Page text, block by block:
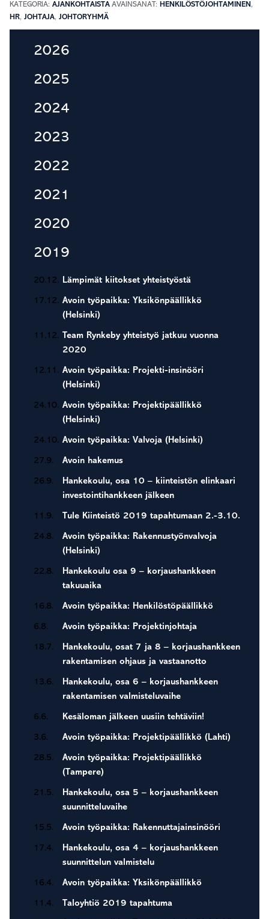
KATEGORIA: AJANKOHTAISTA AVAINSANAT: HENKILÖSTÖJOHTAMINEN ,
HR, JOHTAJA, JOHTORYHMÄ
Ensisijainen
sivupalkki
2026
2025
2024
2023
2022
2021
2020
2019
20.12. Lämpimät kiitokset yhteistyöstä
17.12. Avoin työpaikka: Yksikönpäällikkö
(Helsinki)
11.12.
Team Rynkeby yhteistyö jatkuu vuonna
2020
12.11. Avoin työpaikka: Projekti-insinööri
(Helsinki)
24.10. Avoin työpaikka: Projektipäällikkö
(Helsinki)
24.10. Avoin työpaikka: Valvoja (Helsinki)
27.9. Avoin hakemus
26.9.
Hankekoulu, osa 10 – kiinteistön elinkaari
investointihankkeen jälkeen
11.9. Tule Kiinteistö 2019 tapahtumaan 2.-3.10.
24.8.
Avoin työpaikka: Rakennustyönvalvoja
(Helsinki)
22.8.
Hankekoulu osa 9 – korjaushankkeen
takuuaika
16.8. Avoin työpaikka: Henkilöstöpäällikkö
6.8. Avoin työpaikka: Projektinjohtaja
18.7.
Hankekoulu, osat 7 ja 8 – korjaushankkeen
rakentamisen ohjaus ja vastaanotto
13.6.
Hankekoulu, osa 6 – korjaushankkeen
rakentamisen valmisteluvaihe
6.6. Kesäloman jälkeen uusiin tehtäviin!
3.6. Avoin työpaikka: Projektipäällikkö (Lahti)
28.5.
Avoin työpaikka: Projektipäällikkö
(Tampere)
21.5.
Hankekoulu, osa 5 – korjaushankkeen
suunnitteluvaihe
15.5. Avoin työpaikka: Rakennuttajainsinööri
17.4.
Hankekoulu, osa 4 – korjaushankkeen
suunnittelun valmistelu
16.4. Avoin työpaikka: Yksikönpäällikkö
11.4. Taloyhtiö 2019 tapahtuma